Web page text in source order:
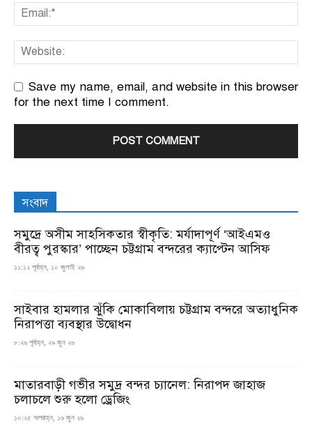
Save my name, email, and website in this browser
for the next time I comment.
সংবাদ
সমুদ্রে অসীম সাহসিকতার স্বীকৃতি: মর্যাদাপূর্ণ ‘আইএমও
বীরত্ব পুরস্কার’ পাচ্ছেন চট্টগ্রাম বন্দরের ক্যাপ্টেন আসিফ
১১:১২ পূর্বাহ্ন, ১০ জুলাই ২৬
সাইবার হামলার ঝুঁকি মোকাবিলায় চট্টগ্রাম বন্দরে অত্যাধুনিক
নিরাপত্তা ব্যবস্থার উদ্বোধন
৮:২৬ পূর্বাহ্ন, ২৯ জুন ২৬
মাতারবাড়ী গভীর সমুদ্র বন্দর চ্যানেল: নিরাপদ জাহাজ
চলাচলে শুরু হলো ড্রেজিং
১০:২৫ অপরাহ্ন, ১৬ জুন ২৬